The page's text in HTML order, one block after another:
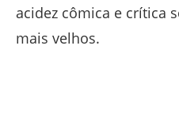
acidez cômica e crítica
mais velhos.